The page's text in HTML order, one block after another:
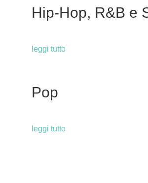
Hip-Hop, R&B e
leggi tutto
Pop
leggi tutto